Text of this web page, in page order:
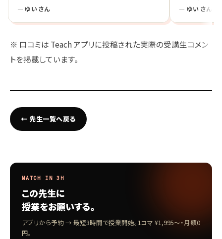
— ゆい さん — ゆい さん
※ 口コミは Teach アプリに投稿された実際の受講生コメン
トを掲載しています。
← 先生一覧へ戻る
MATCH IN 3H
この先生に
授業をお願いする。
アプリから予約 → 最短3時間で授業開始。1コマ ¥1,995〜・月額0
円。